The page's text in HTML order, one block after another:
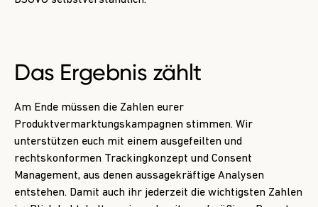
Das Ergebnis zählt
Am Ende müssen die Zahlen eurer
Produktvermarktungskampagnen stimmen. Wir
unterstützen euch mit einem ausgefeilten und
rechtskonformen Trackingkonzept und Consent
Management, aus denen aussagekräftige Analysen
entstehen. Damit auch ihr jederzeit die wichtigsten Zahlen